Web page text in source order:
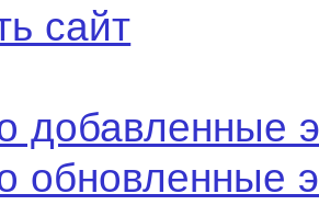
сайт
добавленные
обновленные